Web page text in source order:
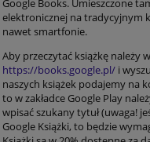
Google Books. Umieszczone
elektronicznej na tradycyjnym
nawet smartfonie.
Aby przeczytać książkę należy
https://books.google.pl/i
naszych książek podajemy na
to w zakładce Google Play
wpisać szukany tytuł (uwaga!
Google Książki, to będzie